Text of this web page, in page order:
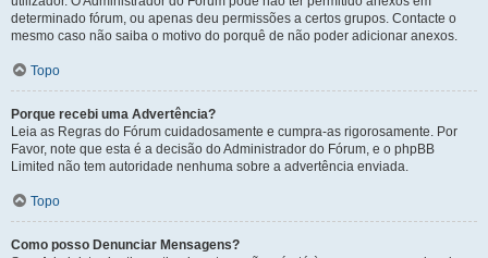
determinado fórum, ou apenas deu permissões a certos grupos. Contacte o
mesmo caso não saiba o motivo do porquê de não poder adicionar anexos.
Topo
Porque recebi uma Advertência?
Leia as Regras do Fórum cuidadosamente e cumpra-as rigorosamente. Por
Favor, note que esta é a decisão do Administrador do Fórum, e o phpBB
Limited não tem autoridade nenhuma sobre a advertência enviada.
Topo
Como posso Denunciar Mensagens?